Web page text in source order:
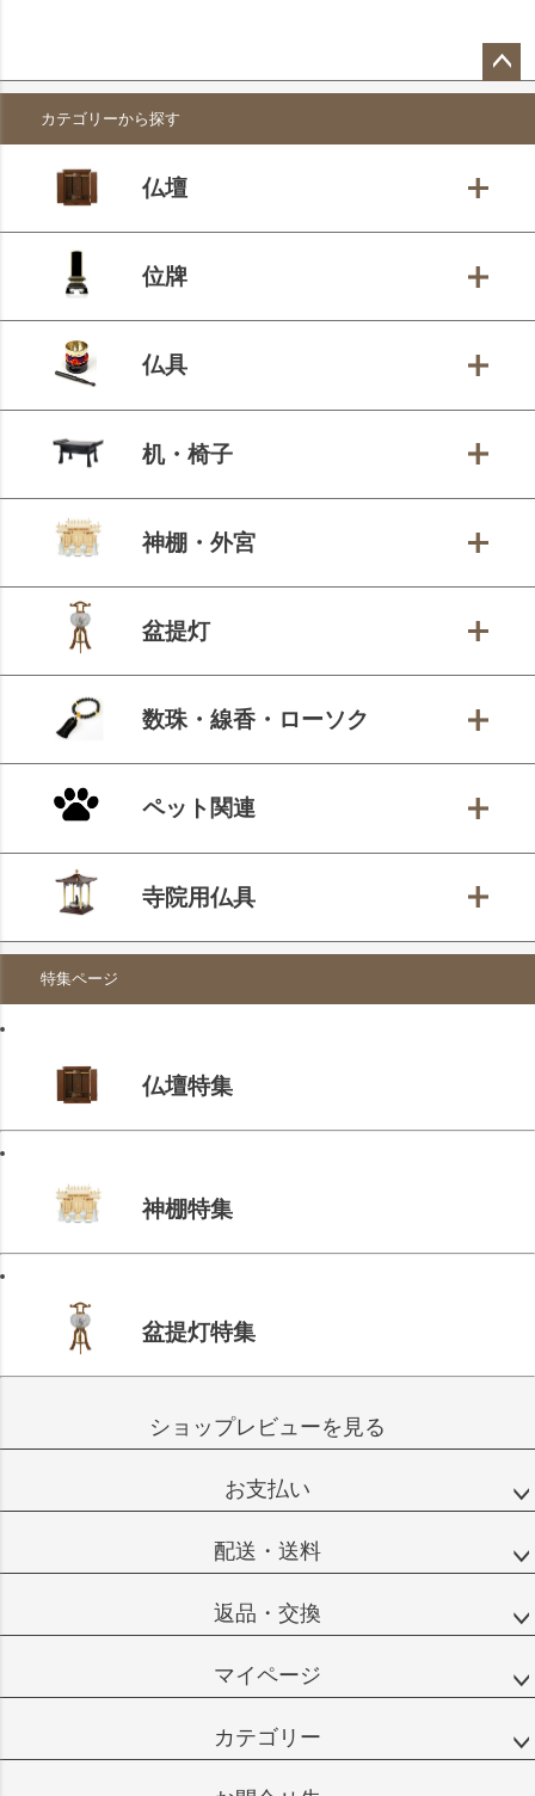
ペー
ップ
カテゴリーから探す
仏壇
位牌
仏具
机・椅子
神棚・外宮
盆提灯
数珠・線香・ローソク
ペット関連
寺院用仏具
特集ページ
仏壇特集
神棚特集
盆提灯特集
ショップレビューを見る
お支払い
配送・送料
返品・交換
マイページ
カテゴリー